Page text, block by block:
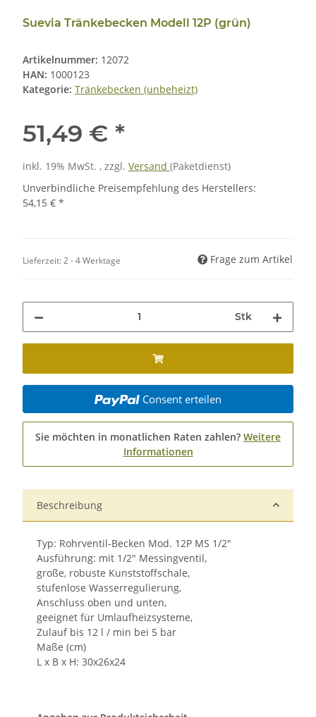
Suevia Tränkebecken Modell 12P (grün)
Artikelnummer: 12072
HAN: 1000123
Kategorie: Tränkebecken (unbeheizt)
51,49 € *
inkl. 19% MwSt. , zzgl. Versand (Paketdienst)
Unverbindliche Preisempfehlung des Herstellers:
54,15 € *
Lieferzeit:2 - 4 Werktage Frage zum Artikel
Stk
Consent erteilen
Sie möchten in monatlichen Raten zahlen? Weitere
Informationen
Beschreibung
Typ: Rohrventil-Becken Mod. 12P MS 1/2"
Ausführung: mit 1/2" Messingventil,
große, robuste Kunststoffschale,
stufenlose Wasserregulierung,
Anschluss oben und unten,
geeignet für Umlaufheizsysteme,
Zulauf bis 12 l / min bei 5 bar
Maße (cm)
L x B x H: 30x26x24